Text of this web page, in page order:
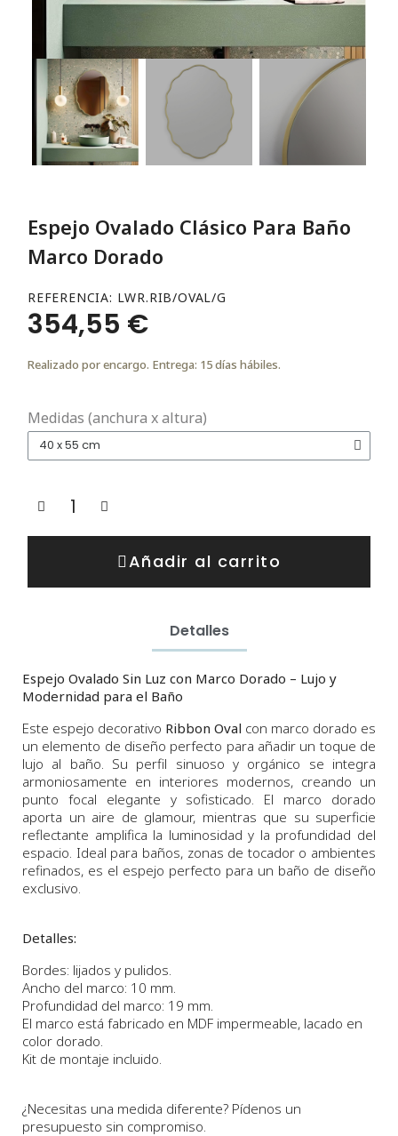
Espejo Ovalado Clásico Para Baño
Marco Dorado
REFERENCIA LWR.RIB/OVAL/G
354,55 €
Realizado por encargo. Entrega: 15 días hábiles.
Medidas (anchura x altura)
Añadir al carrito
Detalles
Espejo Ovalado Sin Luz con Marco Dorado – Lujo y
Modernidad para el Baño
Este espejo decorativo Ribbon Oval con marco dorado es
un elemento de diseño perfecto para añadir un toque de
lujo al baño. Su perfil sinuoso y orgánico se integra
armoniosamente en interiores modernos, creando un
punto focal elegante y sofisticado. El marco dorado
aporta un aire de glamour, mientras que su superficie
reflectante amplifica la luminosidad y la profundidad del
espacio. Ideal para baños, zonas de tocador o ambientes
refinados, es el espejo perfecto para un baño de diseño
exclusivo.
Detalles:
Bordes: lijados y pulidos.
Ancho del marco: 10 mm.
Profundidad del marco: 19 mm.
El marco está fabricado en MDF impermeable, lacado en
color dorado.
Kit de montaje incluido.
¿Necesitas una medida diferente? Pídenos un
presupuesto sin compromiso.